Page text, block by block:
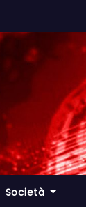
Società